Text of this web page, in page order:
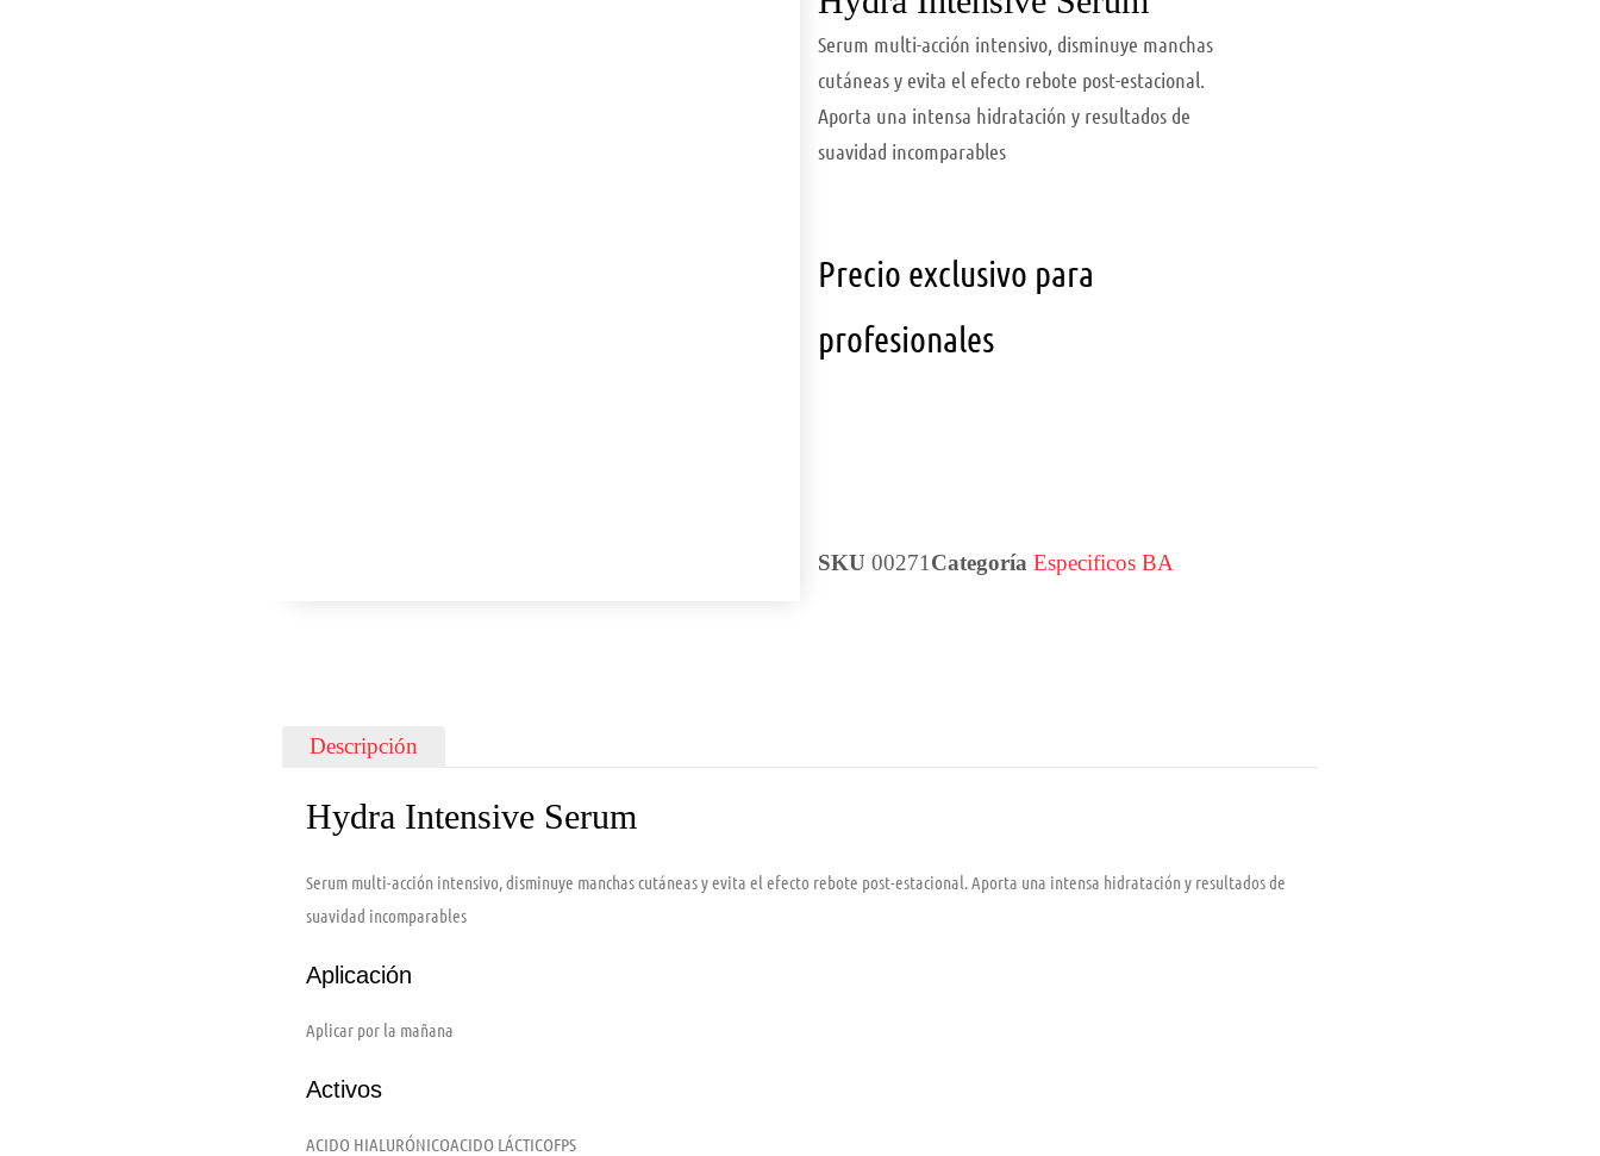
Serum multi-acción intensivo, disminuye manchas
cutáneas y evita el efecto rebote post-estacional.
Aporta una intensa hidratación y resultados de
suavidad incomparables
Precio exclusivo para
profesionales
SKU 00271 Categoría Especificos BA
Descripción
Hydra Intensive Serum
Serum multi-acción intensivo, disminuye manchas cutáneas y evita el efecto rebote post-estacional. Aporta una intensa hidratación y resultados de
suavidad incomparables
Aplicación
Aplicar por la mañana
Activos
ACIDO HIALURÓNICOACIDO LÁCTICOFPS